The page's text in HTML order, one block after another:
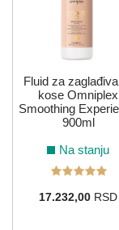
Fluid za
kose Omniplex
Smoothing
900ml
Na stanju
17.232,00RSD